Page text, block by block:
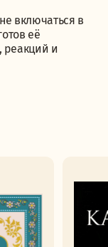
включаться в
её
реакций и